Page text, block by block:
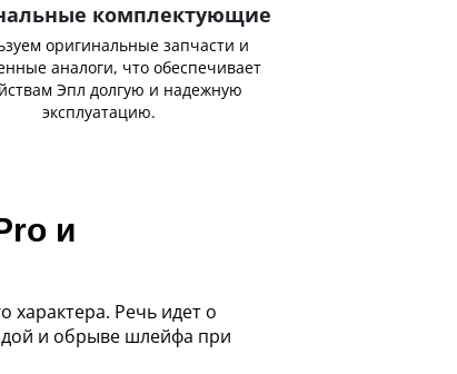
комплектующие
оригинальные запчасти и
аналоги, что обеспечивает
Эпл долгую и надежную
эксплуатацию.
и
Речь идет о
и обрыве шлейфа при